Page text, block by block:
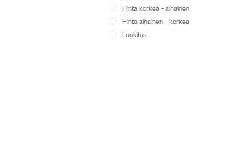
Hinta korkea - alhainen
Hinta alhainen - korkea
Luokitus